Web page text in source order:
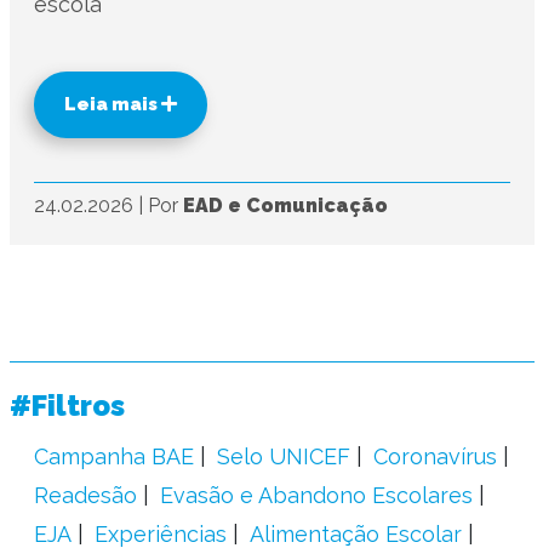
Leia mais
24.02.2026 Por EAD e Comunicação
#Filtros
Campanha BAE Selo UNICEF
Coronavírus
Readesão
Evasão e Abandono Escolares
EJA
Experiências
Alimentação Escolar